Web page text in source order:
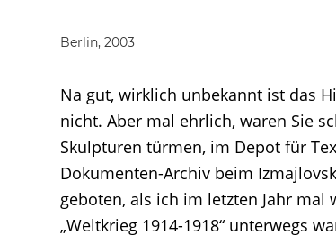
Berlin, 2003
Na gut, wirklich unbekannt ist das
nicht. Aber mal ehrlich, waren Sie
Skulpturen türmen, im Depot für
Dokumenten-Archiv beim
geboten, als ich im letzten Jahr
„Weltkrieg 1914-1918“ unterwegs